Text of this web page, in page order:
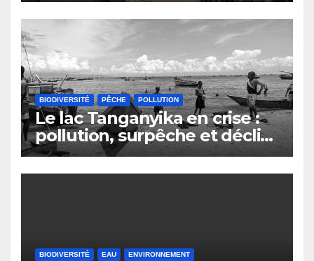
d’émergence
BIODIVERSITÉ PÊCHE POLLUTION
Le lac Tanganyika en crise :
pollution, surpêche et déclin
du secteur de la pêche au
Burundi
BIODIVERSITÉ EAU ENVIRONNEMENT